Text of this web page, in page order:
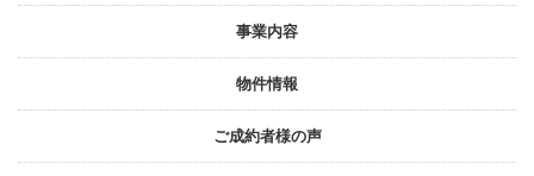
事業内容
物件情報
ご成約者様の声